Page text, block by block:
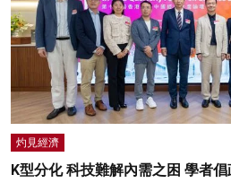
灼見經濟
K型分化 科技難解內需之困 學者